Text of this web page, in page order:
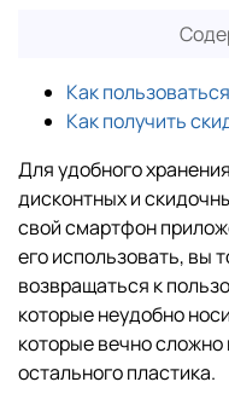
Как
Как получить
Для удобного
дисконтных и
свой смартфон
его использовать, вы
возвращаться к
которые неудобно
которые вечно сложно
остального пластика.